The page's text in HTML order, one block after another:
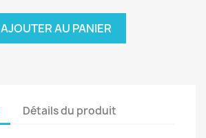
AJOUTER AU PANIER
Détails du produit